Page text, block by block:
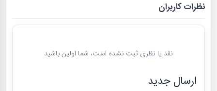
نظرات کاربران
نقد یا نظری ثبت نشده است، شما اولین باشید
ارسال جدید